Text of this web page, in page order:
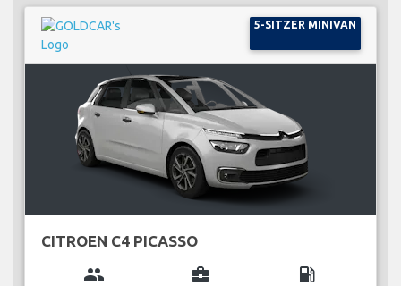
5-SITZER MINIVAN
CITROEN C4 PICASSO
group business_center local_gas_station